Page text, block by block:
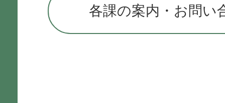
各課の案内・お問い